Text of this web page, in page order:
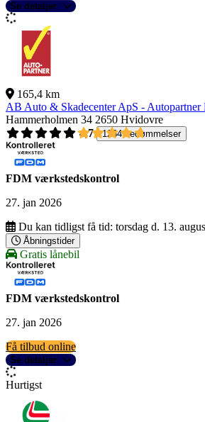
Se detaljer
165,4 km
AB Auto & Skadecenter ApS - Autopartner
Hammerholmen 34 2650 Hvidovre
4,7
1264 bedømmelser
FDM værkstedskontrol
27. jan 2026
Du kan tidligst få tid: torsdag d. 13.
Åbningstider
Gratis lånebil
FDM værkstedskontrol
27. jan 2026
Få tilbud online
Se detaljer
Hurtigst